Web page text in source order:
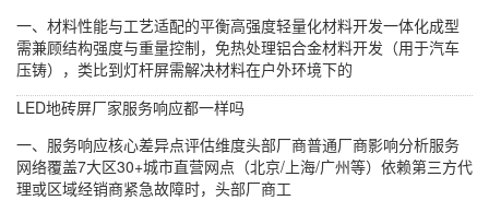
一、材料性能与工艺适配的平衡高强度轻量化材料开发一体化成型
需兼顾结构强度与重量控制，免热处理铝合金材料开发（用于汽车
压铸），类比到灯杆屏需解决材料在户外环境下的
LED地砖屏厂家服务响应都一样吗
一、服务响应核心差异点评估维度头部厂商普通厂商影响分析服务
网络覆盖7大区30+城市直营网点（北京/上海/广州等）依赖第三方代
理或区域经销商紧急故障时，头部厂商工